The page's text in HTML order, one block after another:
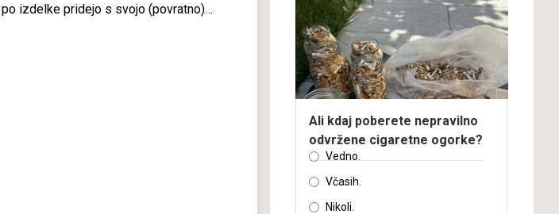
izdelke pridejo s svojo (povratno)
Ali kdaj poberete nepravilno
odvržene cigaretne ogorke?
Vedno.
Včasih.
Nikoli.